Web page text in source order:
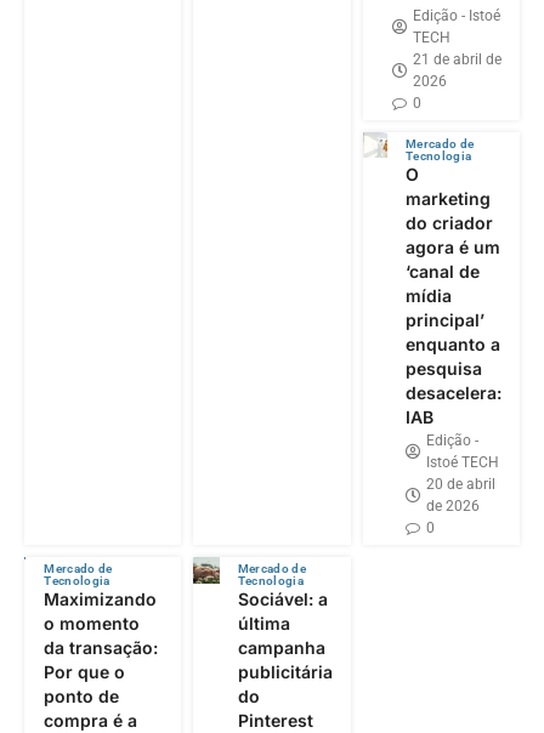
Edição - Istoé
TECH
21 de abril de
2026
0
Mercado de
Tecnologia
O
marketing
do criador
agora é um
‘canal de
mídia
principal’
enquanto a
pesquisa
desacelera:
IAB
Edição -
Istoé TECH
20 de abril
de 2026
0
Mercado de
Tecnologia
Maximizando
o momento
da transação:
Por que o
ponto de
compra é a
Mercado de
Tecnologia
Sociável: a
última
campanha
publicitária
do
Pinterest